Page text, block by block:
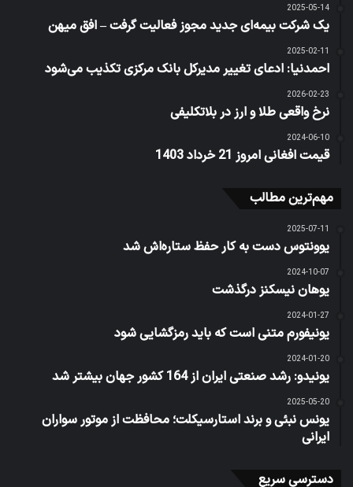
2025-05-14
یک شرکت بیمه‌ای جدید مجوز فعالیت گرفت – افق میهن
2025-02-11
احمدنیا: ادعای تغییر مدیرکل بانک مرکزی تکذیب می‌شود
2026-02-23
نرخ واقعی طلا و ارز در بلاتکلیفی
2024-06-10
قیمت افغانی امروز 21 خرداد 1403
مهم‌ترین مطالب
2025-07-11
یوونتوس دست به کار حفظ ستاره‌اش شد
2024-10-07
یوهان نیسکنز درگذشت
2024-01-27
یونیفورم متنی است که باید رمزگشایی شود
2024-01-20
یونیدو: رشد صنعتی ایران از 164 کشور جهان بیشتر شد
2025-05-20
یونس نبئی و برند استارسیکلت؛ محافظت از موتور سواران
ایرانی
دسترسی سریع